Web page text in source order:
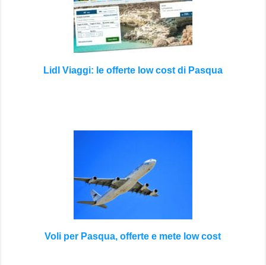
Lidl Viaggi: le offerte low cost di Pasqua
Voli per Pasqua, offerte e mete low cost